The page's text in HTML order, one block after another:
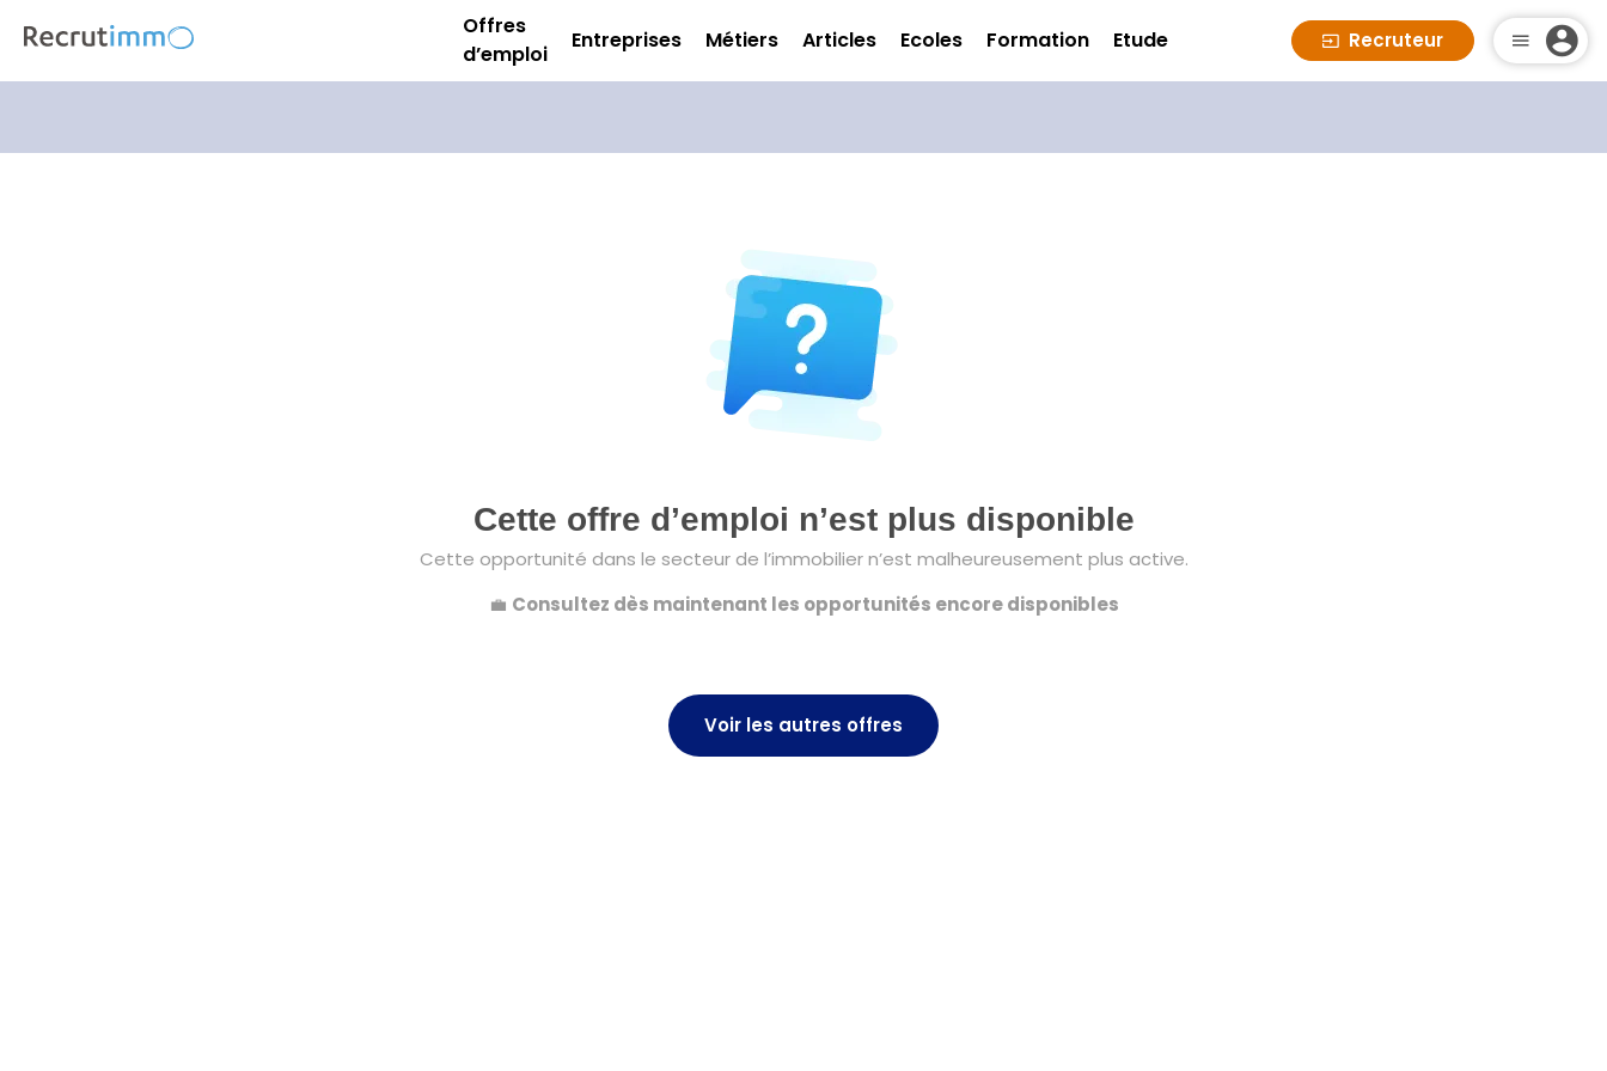
Offres
d’emploi
Entreprises Métiers Articles Ecoles Formation Etude Recruteur
Cette offre d’emploi n’est plus disponible
Cette opportunité dans le secteur de l’immobilier n’est malheureusement plus active.
💼 Consultez dès maintenant les opportunités encore disponibles
Voir les autres offres